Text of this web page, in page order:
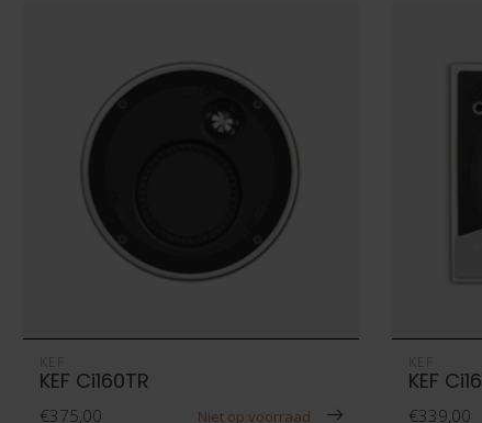
KEF
KEF Ci160TR
€375,00 Niet op voorraad
KEF
KEF
€339,00